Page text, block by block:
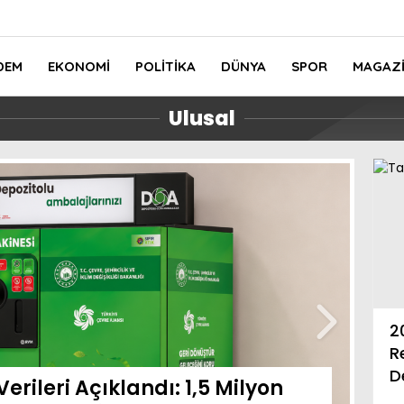
EKONOMI POLITIKA DÜNYA SPOR
Ulusal
Açıklandı: 1,5 Milyon
ve
Eğitim-Bir-Sen Yalova Şube
Başkanı Ahmet
Kotçioğlu’ndan Vali Dr. Hülya
Kaya’ya Ziyaret